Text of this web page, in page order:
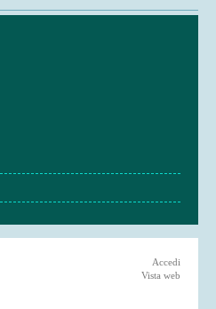
Accedi
Vista web